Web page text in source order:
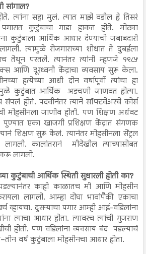
सांगाल?
त्यांना सहा मुलं. त्यात माझे वडील हे तिसरं
कुटुंबाचा गाडा हाकत होते. मोठ्या
कुटुंबाला आर्थिक आधार देण्याची जबाबदारी
त्यामुळे रोजगाराच्या शोधात ते दुबईला
तेथून परतले. त्यानंतर त्यांनी म्हणजे १९८५
आणि दूरध्वनी केंद्राचा व्यवसाय सुरू केला.
हत्येच्या आधी दोन वर्षापूर्वी त्यांचा हा
कुटुंबात आर्थिक अडचणी जाणवत होत्या.
होतं. पदवीनंतर त्याने सॉफ्टवेअरचे कोर्स
जाणीव होती. पण शिक्षण अर्धवट
एका खाजगी प्रशिक्षण केंद्रात संगणक
शिक्षण सुरू केलं. त्यानंतर मोहसीनला सेंट्रल
कालांतरानं मीदेखील त्याच्यासोबत
लागलो.
कुटुंबाची आर्थिक स्थिती सुधारली होती का?
काही काळातच मी आणि मोहसीन
लागलो. आम्हा दोघा भावांपैकी एकाचा
व्हायचा. दुसऱ्याचा पगार आम्ही आई-वडिलांना
त्याचा आधार होता. त्यावरच त्यांची गुजराण
होती. पण वडिलांना व्यवसाय बंद पडल्याचं
वर्षं कुटुंबाला मोहसीनचा आधार होता.